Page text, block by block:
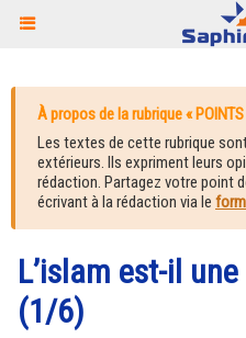
À propos de la rubrique « POINTS
Les textes de cette rubrique
extérieurs. Ils expriment leurs
rédaction. Partagez votre point
écrivant à la rédaction via le
L’islam est-il
(1/6)